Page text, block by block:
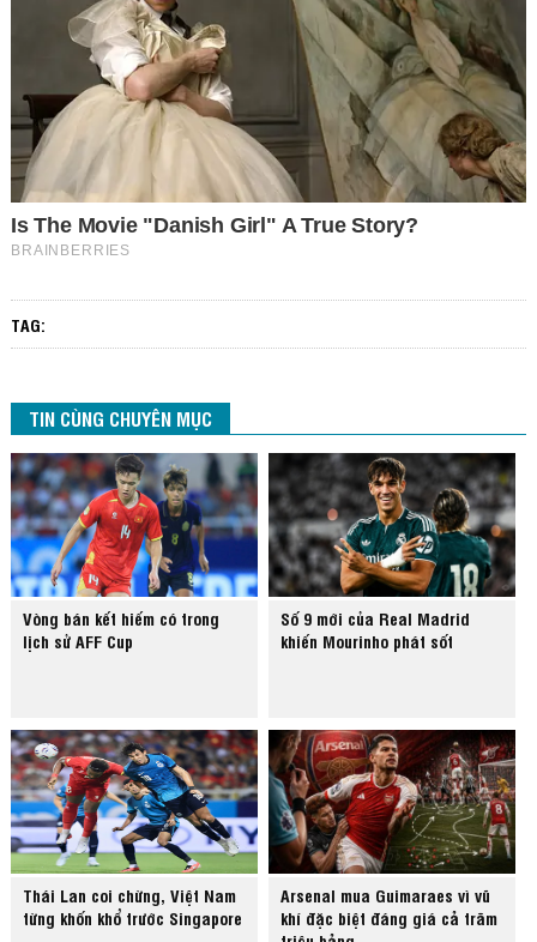
TAG:
TIN CÙNG CHUYÊN MỤC
Vòng bán kết hiếm có trong
lịch sử AFF Cup
Số 9 mới của Real Madrid
khiến Mourinho phát sốt
Thái Lan coi chừng, Việt Nam
từng khốn khổ trước Singapore
Arsenal mua Guimaraes vì vũ
khí đặc biệt đáng giá cả trăm